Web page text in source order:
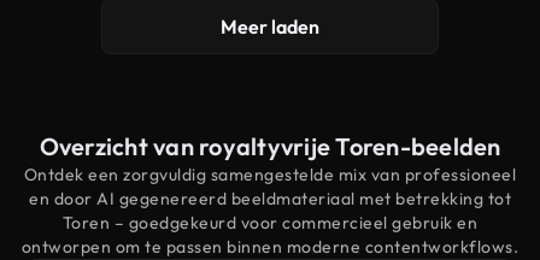
Meer laden
Overzicht van royaltyvrije Toren-beelden
Ontdek een zorgvuldig samengestelde mix van professioneel
en door AI gegenereerd beeldmateriaal met betrekking tot
Toren – goedgekeurd voor commercieel gebruik en
ontworpen om te passen binnen moderne contentworkflows.